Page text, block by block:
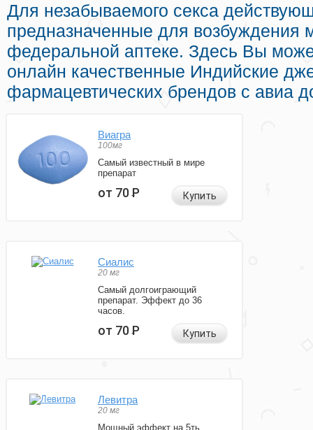
Для незабываемого секса
предназначенные для
федеральной аптеке. Здесь Вы
онлайн качественные Индийские
фармацевтических брендов с авиа
Виагра
100мг
Самый известный в мире
препарат
от 70Р Купить
Сиалис
20 мг
Самый долгоиграющий
препарат. Эффект до 36
часов.
от 70Р Купить
Левитра
20 мг
Мощный эффект на 5ть